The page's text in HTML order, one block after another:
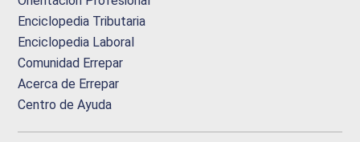
Enciclopedia Tributaria
Enciclopedia Laboral
Comunidad Errepar
Acerca de Errepar
Centro de Ayuda